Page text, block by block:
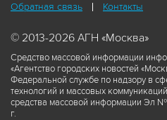
Обратная связь Контакты
© 2013-2026 АГН «Москва»
Средство массовой информации
«Агентство городских новостей
Федеральной службе по надзору в
технологий и массовых
средства массовой информации Эл
г.